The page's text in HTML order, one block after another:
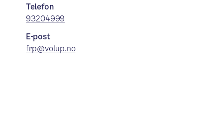
Telefon
93204999
E-post
frp@volup.no